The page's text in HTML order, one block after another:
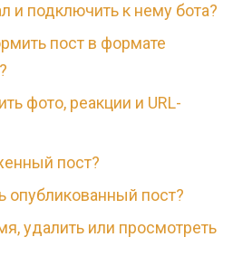
и подключить к нему бота?
пост в формате
фото, реакции и URL-
пост?
опубликованный пост?
удалить или просмотреть